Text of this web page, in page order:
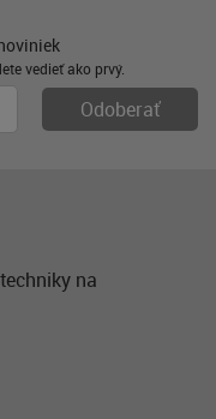
vedieť ako prvý.
na